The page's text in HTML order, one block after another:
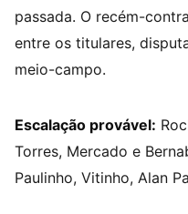
passada. O recém-
entre os titulares,
meio-campo.
Escalação provável:
Torres, Mercado e
Paulinho, Vitinho, Alan